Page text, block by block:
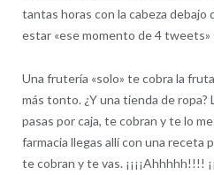
tantas horas con la cabeza debajo
estar «ese momento de 4 tweets»
Una frutería «solo» te cobra la
más tonto. ¿Y una tienda de ropa?
pasas por caja, te cobran y te lo
farmacia llegas allí con una receta
te cobran y te vas. ¡¡¡¡Ahhhhh!!!!